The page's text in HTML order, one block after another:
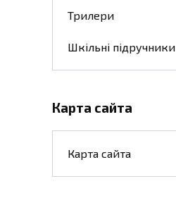
Трилери
Шкільні підручники
Карта сайта
Карта сайта